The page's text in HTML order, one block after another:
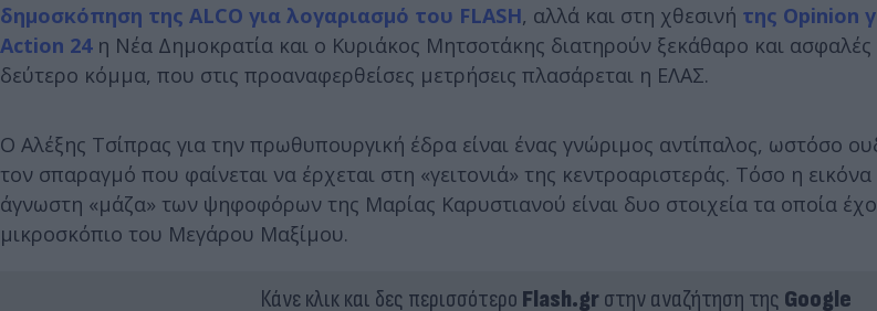
δημοσκόπηση της ALCO για λογαριασμό του FLASH, αλλά και στη χθεσινή της Opinion
Action 24η Νέα Δημοκρατία και ο Κυριάκος Μητσοτάκης διατηρούν ξεκάθαρο και
δεύτερο κόμμα, που στις προαναφερθείσες μετρήσεις πλασάρεται η ΕΛAΣ.
Ο Αλέξης Τσίπρας για την πρωθυπουργική έδρα είναι ένας γνώριμος αντίπαλος, ωστόσο
τον σπαραγμό που φαίνεται να έρχεται στη «γειτονιά» της κεντροαριστεράς. Τόσο η
άγνωστη «μάζα» των ψηφοφόρων της Μαρίας Καρυστιανού είναι δυο στοιχεία τα οποία
μικροσκόπιο του Μεγάρου Μαξίμου.
Κάνε κλικ και δες περισσότερο Flash.grστην αναζήτηση της Google